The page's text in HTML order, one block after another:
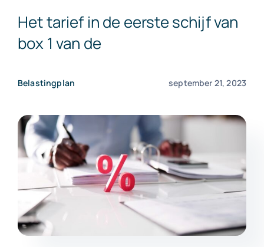
Neem contact op!
Het tarief in de eerste schijf van
box 1 van de
Belastingplan september 21, 2023